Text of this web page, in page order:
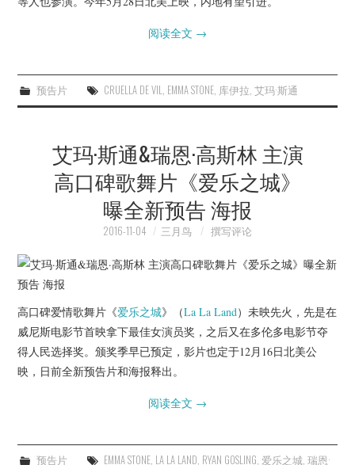
阅读全文 →
预告片 CRUELLA DE VIL, EMMA STONE, 库伊拉, 艾玛·斯通
艾玛·斯通&瑞恩·高斯林 主演
高口碑歌舞片《爱乐之城》
曝全新预告 海报
2016-11-04 三月鸟 撰写评论
高口碑爱情歌舞片《爱乐之城》（La La Land）未映先火，先是在
威尼斯电影节首映拿下最佳女演员奖，之后又在多伦多电影节夺
得人民选择奖。颁奖季早已预定，影片也定于12月16日北美公
映，日前全新预告片和海报释出。
阅读全文 →
预告片 EMMA STONE, LA LA LAND RYAN GOSLING 爱乐之城 瑞恩·